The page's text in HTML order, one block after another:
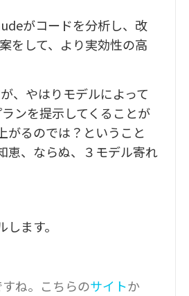
がコードを分析し、改
をして、より実効性の高
、やはりモデルによって
ンを提示してくることが
がるのでは？ということ
恵、ならぬ、３モデル寄れ
ます。
ね。こちらのサイトか